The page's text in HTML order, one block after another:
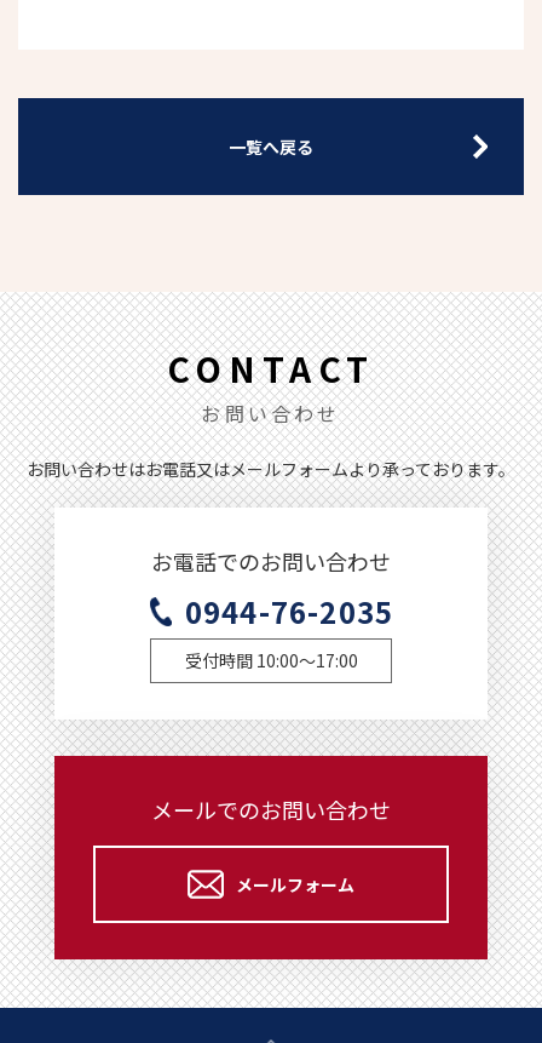
一覧へ戻る
CONTACT
お問い合わせ
お問い合わせはお電話又はメールフォームより承っております。
お電話でのお問い合わせ
0944-76-2035
受付時間 10:00～17:00
メールでのお問い合わせ
メールフォーム